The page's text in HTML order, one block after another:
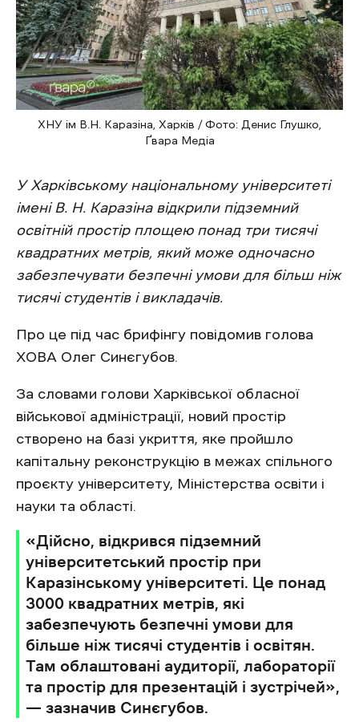
ХНУ ім В.Н. Каразіна, Харків / Фото: Денис Глушко,
Ґвара Медіа
У Харківському національному університеті
імені В. Н. Каразіна відкрили підземний
освітній простір площею понад три тисячі
квадратних метрів, який може одночасно
забезпечувати безпечні умови для більш ніж
тисячі студентів і викладачів.
Про це під час брифінгу повідомив голова
ХОВА Олег Синєгубов.
За словами голови Харківської обласної
військової адміністрації, новий простір
створено на базі укриття, яке пройшло
капітальну реконструкцію в межах спільного
проєкту університету, Міністерства освіти і
науки та області.
«Дійсно, відкрився підземний
університетський простір при
Каразінському університеті. Це понад
3000 квадратних метрів, які
забезпечують безпечні умови для
більше ніж тисячі студентів і освітян.
Там облаштовані аудиторії, лабораторії
та простір для презентацій і зустрічей»,
— зазначив Синєгубов.